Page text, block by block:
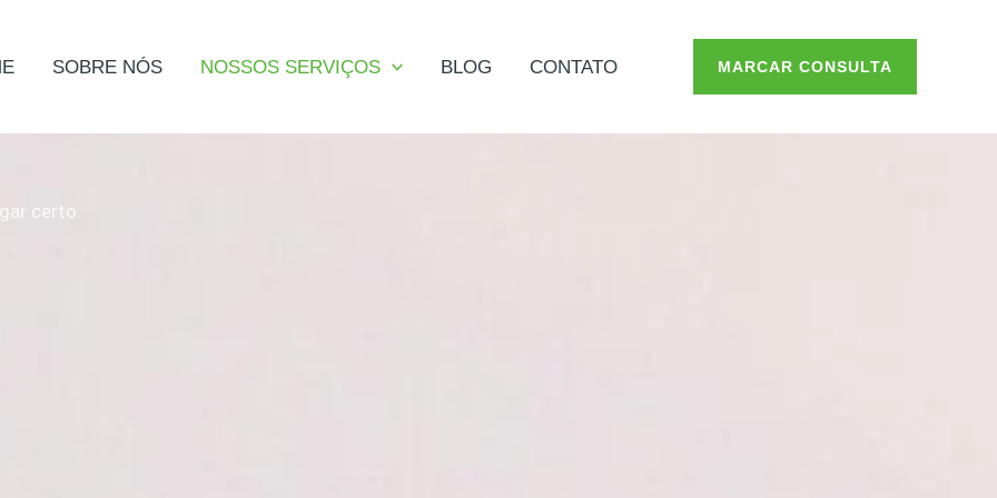
SOBRE NÓS NOSSOS SERVIÇOS BLOG CONTATO MARCAR CONSULTA
certo.